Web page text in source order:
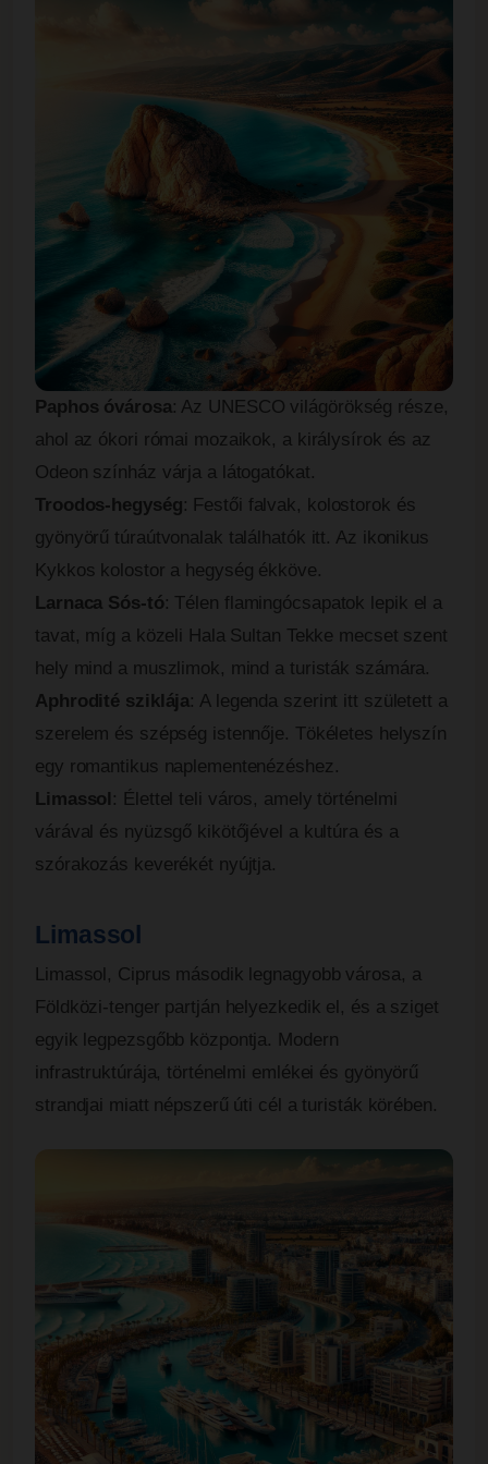
Paphos óvárosa: Az UNESCO világörökség része,
ahol az ókori római mozaikok, a királysírok és az
Odeon színház várja a látogatókat.
Troodos-hegység: Festői falvak, kolostorok és
gyönyörű túraútvonalak találhatók itt. Az ikonikus
Kykkos kolostor a hegység ékköve.
Larnaca Sós-tó: Télen flamingócsapatok lepik el a
tavat, míg a közeli Hala Sultan Tekke mecset szent
hely mind a muszlimok, mind a turisták számára.
Aphrodité sziklája: A legenda szerint itt született a
szerelem és szépség istennője. Tökéletes helyszín
egy romantikus naplementenézéshez.
Limassol : Élettel teli város, amely történelmi
várával és nyüzsgő kikötőjével a kultúra és a
szórakozás keverékét nyújtja.
Limassol
Limassol, Ciprus második legnagyobb városa, a
Földközi-tenger partján helyezkedik el, és a sziget
egyik legpezsgőbb központja. Modern
infrastruktúrája, történelmi emlékei és gyönyörű
strandjai miatt népszerű úti cél a turisták körében.